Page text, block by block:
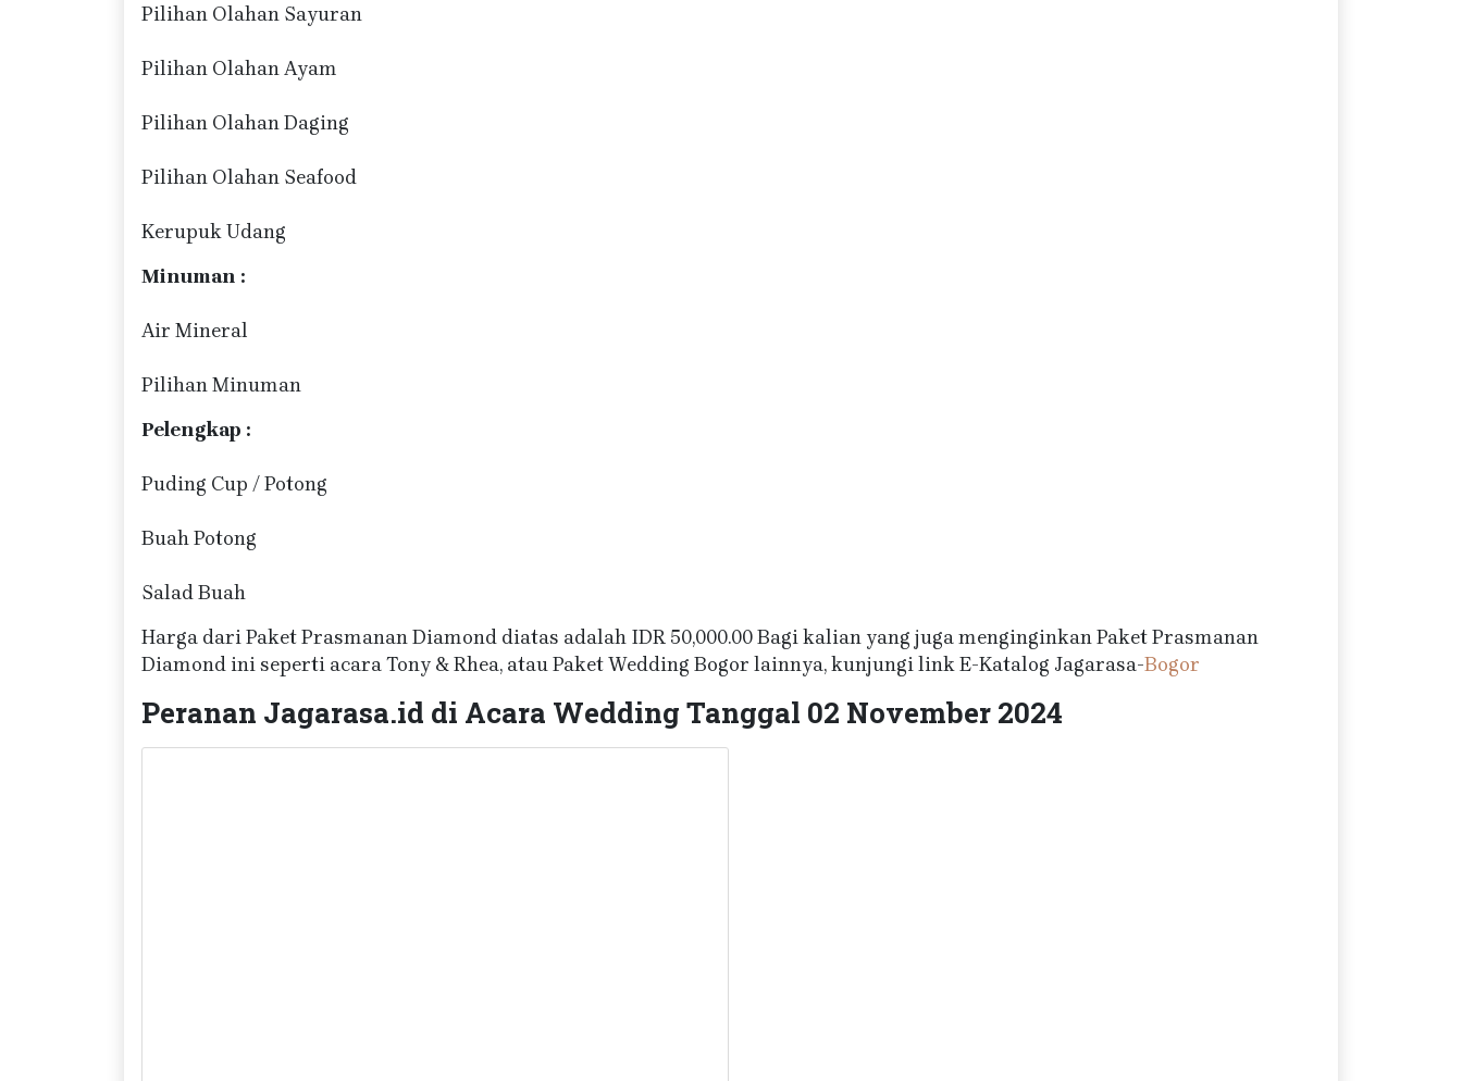
Pilihan Olahan Sayuran
Pilihan Olahan Ayam
Pilihan Olahan Daging
Pilihan Olahan Seafood
Kerupuk Udang
Minuman :
Air Mineral
Pilihan Minuman
Pelengkap :
Puding Cup / Potong
Buah Potong
Salad Buah
Harga dari Paket Prasmanan Diamond diatas adalah IDR 50,000.00 Bagi kalian yang juga menginginkan Paket Prasmanan
Diamond ini seperti acara Tony & Rhea, atau Paket Wedding Bogor lainnya, kunjungi link E-Katalog Jagarasa-Bogor
Peranan Jagarasa.id di Acara Wedding Tanggal 02 November 2024